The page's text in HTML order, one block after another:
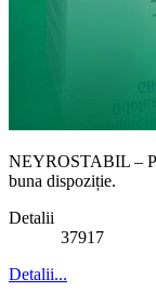
NEYROSTABIL –
buna dispoziție.
Detalii
37917
Detalii...